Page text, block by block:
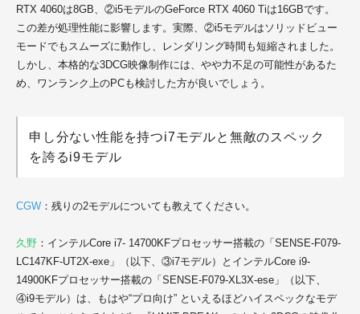
RTX 4060は8GB、②i5モデルのGeForce RTX 4060 Tiは16GBです。
この差が処理性能に影響します。実際、②i5モデルはソリッドビュー
モードでもスムーズに動作し、レンダリング時間も短縮されました。
しかし、本格的な3DCG映像制作には、やや力不足の可能性があるた
め、ワンランク上のPCも検討した方が良いでしょう。
申し分ない性能を持つi7モデルと無敵のスペック
を誇るi9モデル
CGW ：残りの2モデルについても教えてください。
久野 ：インテルCore i7- 14700KFプロセッサー搭載の「SENSE-F079-
LC147KF-UT2X-exe」（以下、③i7モデル）とインテルCore i9-
14900KFプロセッサー搭載の「SENSE-F079-XL3X-ese」（以下、
④i9モデル）は、もはや“プロ向け” といえるほどハイスペックなモデ